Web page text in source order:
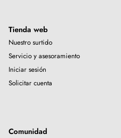
Tienda web
Nuestro surtido
Servicio y asesoramiento
Iniciar sesión
Solicitar cuenta
Comunidad